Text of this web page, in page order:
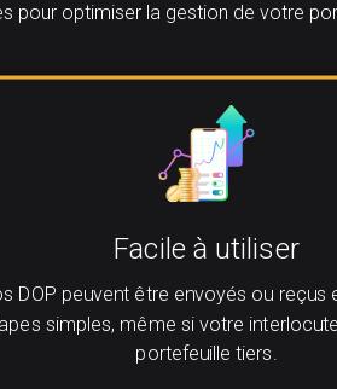
pour optimiser la gestion de votre
Facile à utiliser
DOP peuvent être envoyés ou reçus
simples, même si votre
portefeuille tiers.